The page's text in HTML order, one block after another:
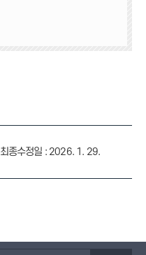
최종수정일 : 2026. 1. 29.